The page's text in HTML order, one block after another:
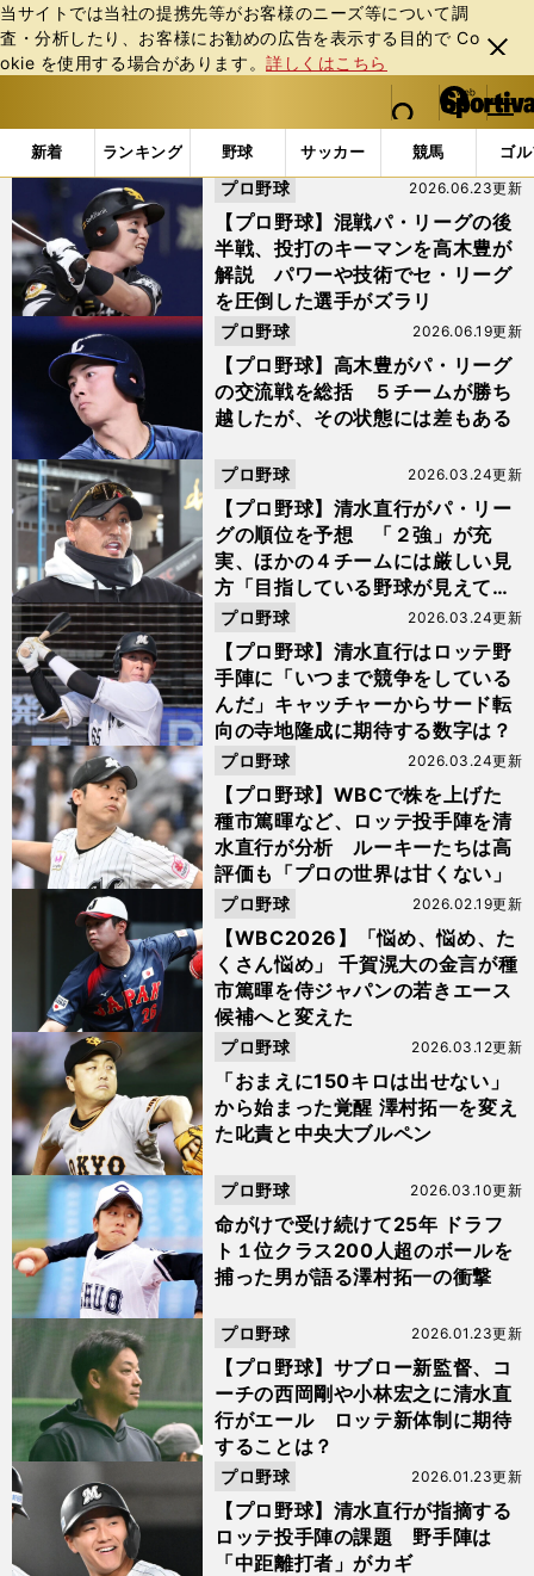
当サイトでは当社の提携先等がお客様のニーズ等について調
査・分析したり、お客様にお勧めの広告を表⽰する⽬的で Co
okie を使⽤する場合があります。詳しくはこちら
閉じ
る
web Sportiva (webスポルティーバ)
検索
マイペ
ー
ジ
メニュ
新着 ランキング 野球 サッカー 競馬 ゴ
b
ス
ル
テ
ィ
ー
バ
「#ロッテ」の最新ニュース・ 情報
【プロ野球】混戦パ・リーグの後
半戦、投打のキーマンを高木豊が
解説 パワーや技術でセ・リーグ
を圧倒した選手がズラリ
2026.06.23更新
プロ野球
【プロ野球】高木豊がパ・リーグ
の交流戦を総括 ５チームが勝ち
越したが、その状態には差もある
2026.06.19更新
プロ野球
【プロ野球】清水直行がパ・リー
グの順位を予想 「２強」が充
実、ほかの４チームには厳しい見
方「目指している野球が見えてこ
ない」
2026.03.24更新
プロ野球
【プロ野球】清水直行はロッテ野
手陣に「いつまで競争をしている
んだ」キャッチャーからサード転
向の寺地隆成に期待する数字は？
2026.03.24更新
プロ野球
【プロ野球】WBCで株を上げた
種市篤暉など、ロッテ投手陣を清
水直行が分析 ルーキーたちは高
評価も「プロの世界は甘くない」
2026.03.24更新
プロ野球
【WBC2026】「悩め、悩め、た
くさん悩め」 千賀滉大の金言が種
市篤暉を侍ジャパンの若きエース
候補へと変えた
2026.02.19更新
プロ野球
「おまえに150キロは出せない」
から始まった覚醒 澤村拓一を変え
た叱責と中央大ブルペン
2026.03.12更新
プロ野球
命がけで受け続けて25年 ドラフ
ト１位クラス200人超のボールを
捕った男が語る澤村拓一の衝撃
2026.03.10更新
プロ野球
【プロ野球】サブロー新監督、コ
ーチの西岡剛や小林宏之に清水直
行がエール ロッテ新体制に期待
することは？
2026.01.23更新
プロ野球
【プロ野球】清水直行が指摘する
ロッテ投手陣の課題 野手陣は
「中距離打者」がカギ
2026.01.23更新
プロ野球